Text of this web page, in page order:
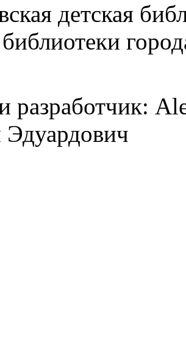
детская
разработчик:
Эдуардович